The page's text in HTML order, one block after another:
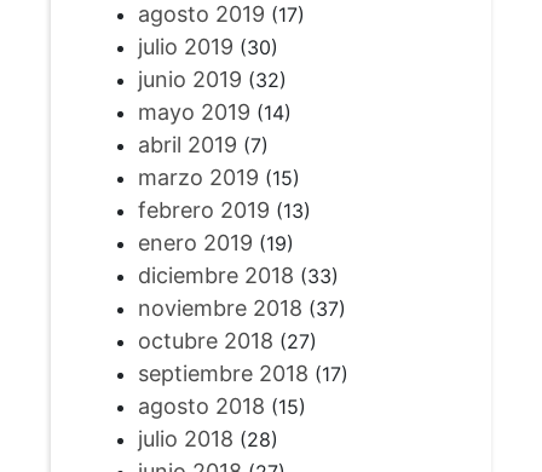
agosto 2019 (17)
julio 2019 (30)
junio 2019 (32)
mayo 2019 (14)
abril 2019 (7)
marzo 2019 (15)
febrero 2019 (13)
enero 2019 (19)
diciembre 2018 (33)
noviembre 2018 (37)
octubre 2018 (27)
septiembre 2018 (17)
agosto 2018 (15)
julio 2018 (28)